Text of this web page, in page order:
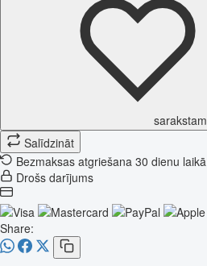
sarakstam
Salīdzināt
Bezmaksas atgriešana 30 dienu laikā
Drošs darījums
Share: